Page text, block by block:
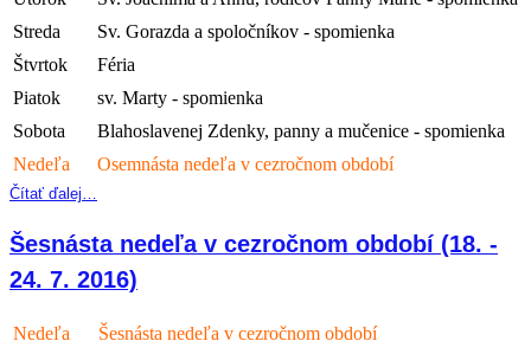
Streda
Sv. Gorazda a spoločníkov - spomienka
Štvrtok
Féria
Piatok
sv. Marty - spomienka
Sobota
Blahoslavenej Zdenky, panny a mučenice - spomienka
Nedeľa
Osemnásta nedeľa v cezročnom období
Čítať ďalej…
Šesnásta nedeľa v cezročnom období (18. -
24. 7. 2016)
Nedeľa
Šesnásta nedeľa v cezročnom období